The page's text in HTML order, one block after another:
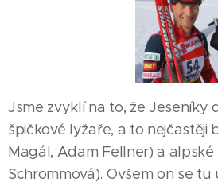
Jsme zvyklí na to, že Jeseníky
špičkové lyžaře, a to nejčastěji
Magál, Adam Fellner) a
Schrommová). Ovšem on se tu